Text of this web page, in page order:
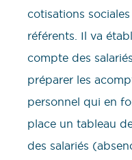
cotisations
référents. Il va
compte des
préparer les
personnel qui en
place un tableau
des salariés